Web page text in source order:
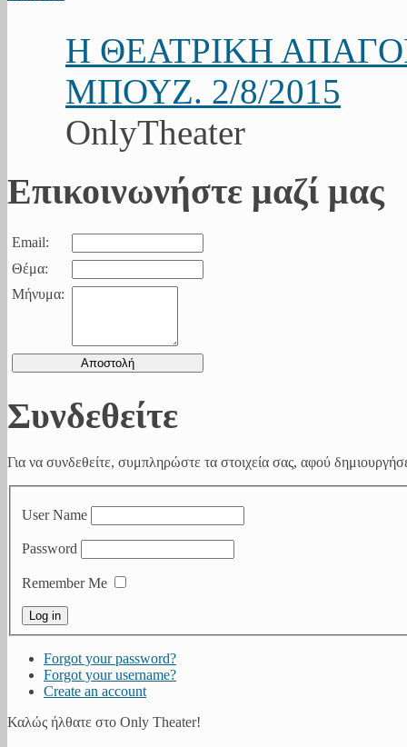
Η ΘΕΑΤΡΙΚΗ
ΜΠΟΥΖ. 2/8/2015
OnlyTheater
Επικοινωνήστε μαζί μας
Email:
Θέμα:
Μήνυμα:
Συνδεθείτε
Για να συνδεθείτε, συμπληρώστε τα στοιχεία σας, αφού
User Name
Password
Remember Me
Forgot your password?
Forgot your username?
Create an account
Καλώς ήλθατε στο Only Theater!